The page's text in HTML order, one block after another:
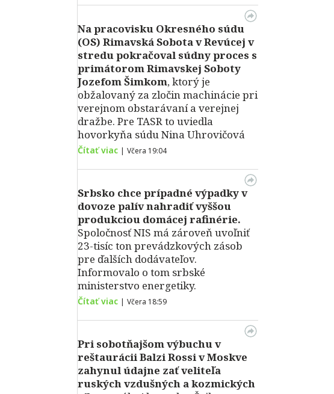
Na pracovisku Okresného súdu
(OS) Rimavská Sobota v Revúcej v
stredu pokračoval súdny proces s
primátorom Rimavskej Soboty
Jozefom Šimkom, ktorý je
obžalovaný za zločin machinácie pri
verejnom obstarávaní a verejnej
dražbe. Pre TASR to uviedla
hovorkyňa súdu Nina Uhrovičová
Čítať viac | Včera 19:04
Srbsko chce prípadné výpadky v
dovoze palív nahradiť vyššou
produkciou domácej rafinérie.
Spoločnosť NIS má zároveň uvoľniť
23-tisíc ton prevádzkových zásob
pre ďalších dodávateľov.
Informovalo o tom srbské
ministerstvo energetiky.
Čítať viac | Včera 18:59
Pri sobotňajšom výbuchu v
reštaurácii Balzi Rossi v Moskve
zahynul údajne zať veliteľa
ruských vzdušných a kozmických